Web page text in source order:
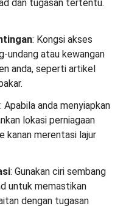
dan tugasan tertentu.
: Kongsi akses
undang atau kewangan
anda, seperti artikel
: Apabila anda menyiapkan
lokasi perniagaan
kanan merentasi lajur
: Gunakan ciri sembang
untuk memastikan
dengan tugasan